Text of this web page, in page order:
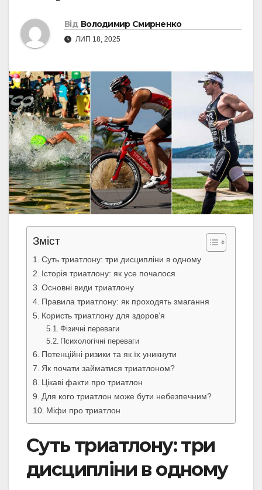
Від Володимир Смирненко
ЛИП 18, 2025
Зміст
Суть триатлону: три дисципліни в одному
Історія триатлону: як усе почалося
Основні види триатлону
Правила триатлону: як проходять змагання
Користь триатлону для здоров’я
Фізичні переваги
Психологічні переваги
Потенційні ризики та як їх уникнути
Як почати займатися триатлоном?
Цікаві факти про триатлон
Для кого триатлон може бути небезпечним?
Міфи про триатлон
Суть триатлону: три
дисципліни в одному